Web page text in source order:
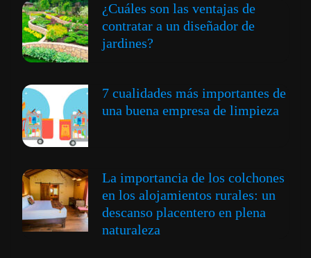
¿Cuáles son las ventajas de
contratar a un diseñador de
jardines?
7 cualidades más importantes de
una buena empresa de limpieza
La importancia de los colchones
en los alojamientos rurales: un
descanso placentero en plena
naturaleza